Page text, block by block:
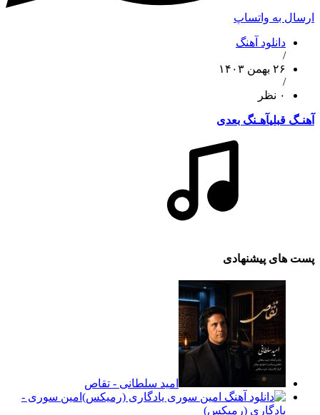
ارسال به واتساپ
دانلود آهنگ
/
۲۶ بهمن ۱۴۰۳
/
۰ نظر
آهنـگ قبلیآهـنگ بعدی
پست های پیشنهادی
امید سلطانی - تقاص
امین سوری -
یادگاری (رمیکس)